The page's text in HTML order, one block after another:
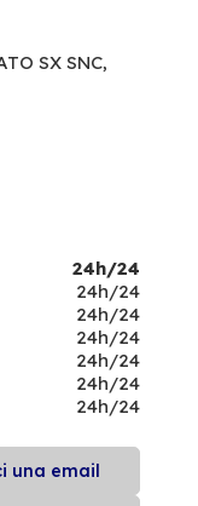
SX SNC,
24h/24
24h/24
24h/24
24h/24
24h/24
24h/24
24h/24
una email